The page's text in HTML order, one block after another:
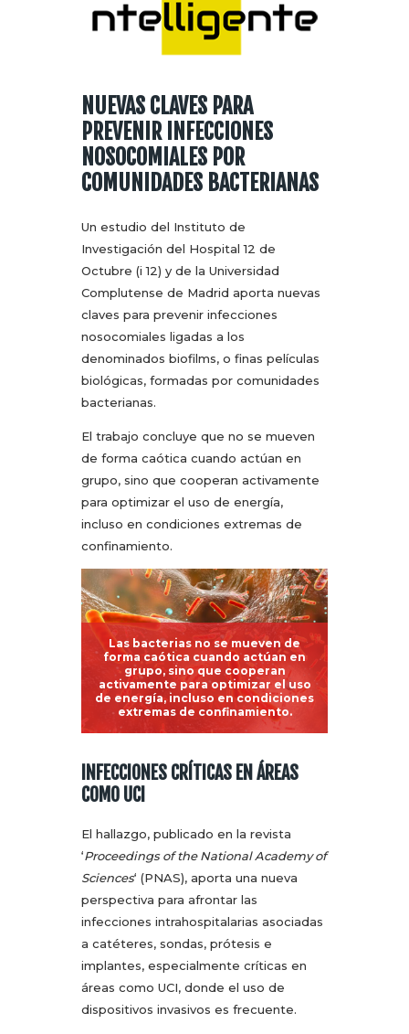
NUEVAS CLAVES PARA
PREVENIR INFECCIONES
NOSOCOMIALES POR
COMUNIDADES BACTERIANAS
Un estudio del Instituto de
Investigación del Hospital 12 de
Octubre (i 12) y de la Universidad
Complutense de Madrid aporta nuevas
claves para prevenir infecciones
nosocomiales ligadas a los
denominados biofilms, o finas películas
biológicas, formadas por comunidades
bacterianas.
El trabajo concluye que no se mueven
de forma caótica cuando actúan en
grupo, sino que cooperan activamente
para optimizar el uso de energía,
incluso en condiciones extremas de
confinamiento.
Las bacterias no se mueven de
forma caótica cuando actúan en
grupo, sino que cooperan
activamente para optimizar el uso
de energía, incluso en condiciones
extremas de confinamiento.
INFECCIONES CRÍTICAS EN ÁREAS
COMO UCI
El hallazgo, publicado en la revista
‘Proceedings of the National Academy of
Sciences‘ (PNAS), aporta una nueva
perspectiva para afrontar las
infecciones intrahospitalarias asociadas
a catéteres, sondas, prótesis e
implantes, especialmente críticas en
áreas como UCI, donde el uso de
dispositivos invasivos es frecuente.